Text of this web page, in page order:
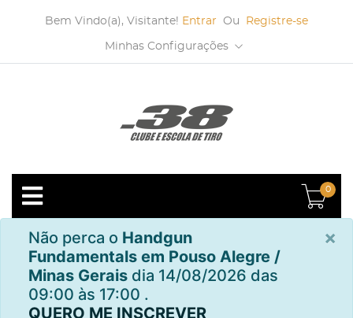
Bem Vindo(a), Visitante! Entrar Ou Registre-se
Minhas Configurações
0
Não perca o Handgun
Fundamentals em Pouso Alegre /
Minas Gerais dia 14/08/2026 das
09:00 às 17:00 .
QUERO ME INSCREVER
×